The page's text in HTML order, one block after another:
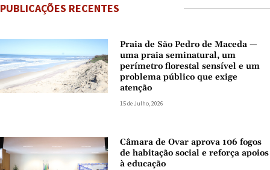
PUBLICAÇÕES RECENTES
Praia de São Pedro de Maceda —
uma praia seminatural, um
perímetro florestal sensível e um
problema público que exige
atenção
15 de Julho, 2026
Câmara de Ovar aprova 106 fogos
de habitação social e reforça apoios
à educação